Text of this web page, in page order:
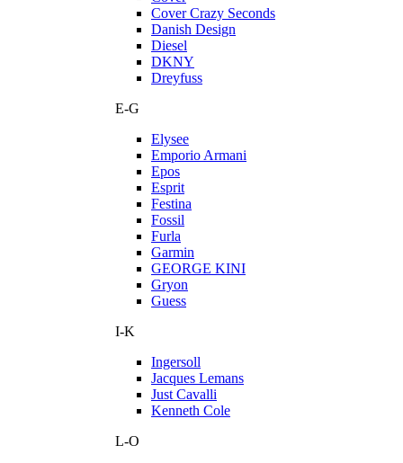
Cover Crazy Seconds
Danish Design
Diesel
DKNY
Dreyfuss
E-G
Elysee
Emporio Armani
Epos
Esprit
Festina
Fossil
Furla
Garmin
GEORGE KINI
Gryon
Guess
I-K
Ingersoll
Jacques Lemans
Just Cavalli
Kenneth Cole
L-O